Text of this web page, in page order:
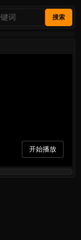
搜索
开始播放